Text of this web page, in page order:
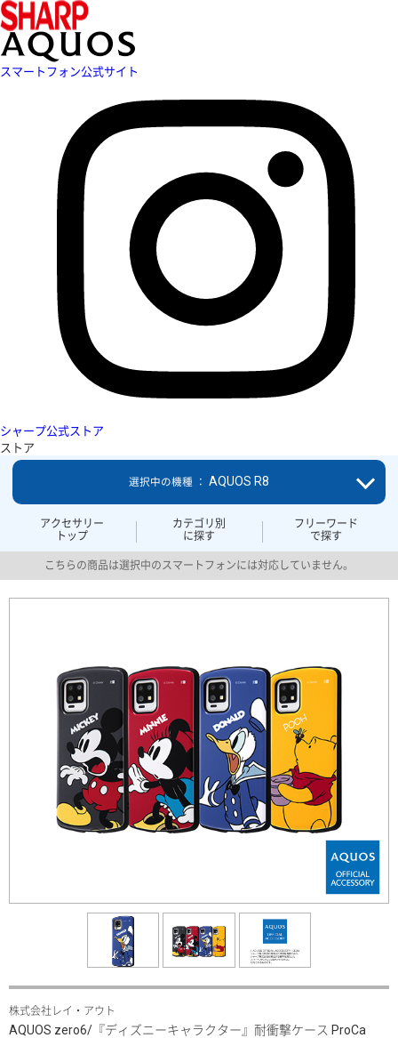
スマートフォン公式サイト
シャープ公式ストア
ストア
アクセサリー
トップ
カテゴリ別
に探す
フリーワード
で探す
選択中の機種 ： AQUOS R8
こちらの商品は選択中のスマートフォンには対応していません。
株式会社レイ・アウト
AQUOS zero6/『ディズニーキャラクター』耐衝撃ケース ProCa